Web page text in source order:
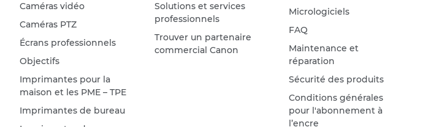
Caméras vidéo
Caméras PTZ
Écrans professionnels
Objectifs
Imprimantes pour la
maison et les PME – TPE
Imprimantes de bureau
Solutions et services
professionnels
Trouver un partenaire
commercial Canon
Micrologiciels
FAQ
Maintenance et
réparation
Sécurité des produits
Conditions générales
pour l'abonnement à
l’encre